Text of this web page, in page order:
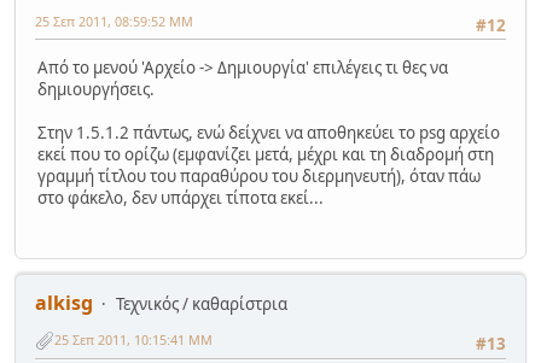
#12
25 Σεπ 2011, 08:59:52 ΜΜ
Από το μενού 'Αρχείο -> Δημιουργία' επιλέγεις τι θες να
δημιουργήσεις.
Στην 1.5.1.2 πάντως, ενώ δείχνει να αποθηκεύει το psg αρχείο
εκεί που το ορίζω (εμφανίζει μετά, μέχρι και τη διαδρομή στη
γραμμή τίτλου του παραθύρου του διερμηνευτή), όταν πάω
στο φάκελο, δεν υπάρχει τίποτα εκεί...
alkisg
Τεχνικός / καθαρίστρια
#13
25 Σεπ 2011, 10:15:41 ΜΜ